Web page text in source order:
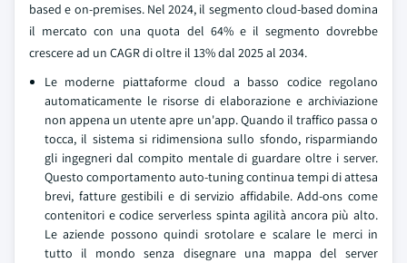
based e on-premises. Nel 2024, il segmento cloud-based domina
il mercato con una quota del 64% e il segmento dovrebbe
crescere ad un CAGR di oltre il 13% dal 2025 al 2034.
Le moderne piattaforme cloud a basso codice regolano
automaticamente le risorse di elaborazione e archiviazione
non appena un utente apre un'app. Quando il traffico passa o
tocca, il sistema si ridimensiona sullo sfondo, risparmiando
gli ingegneri dal compito mentale di guardare oltre i server.
Questo comportamento auto-tuning continua tempi di attesa
brevi, fatture gestibili e di servizio affidabile. Add-ons come
contenitori e codice serverless spinta agilità ancora più alto.
Le aziende possono quindi srotolare e scalare le merci in
tutto il mondo senza disegnare una mappa del server